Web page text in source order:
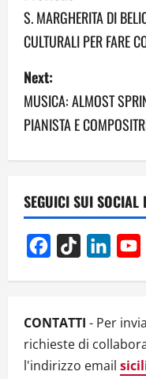
o
s
t
n
a
i
g
a
t
i
S. MARGHERITA DI
CULTURALI PER FARE
Next:
MUSICA: ALMOST
PIANISTA E
SEGUICI SUI SOCIAL
Facebook
TikTok
CONTATTI - Per
richieste di
l'indirizzo email